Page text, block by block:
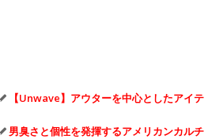
【Unwave】アウターを中心としたアイテ
男臭さと個性を発揮するアメリカンカルチ